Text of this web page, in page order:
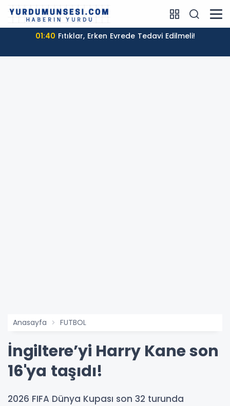
01:40 Fıtıklar, Erken Evrede Tedavi Edilmeli!
Anasayfa FUTBOL
İngiltere’yi Harry Kane son
16'ya taşıdı!
2026 FIFA Dünya Kupası son 32 turunda